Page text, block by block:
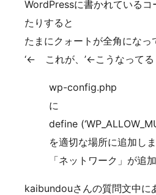
WordPressに書かれているコ
たりすると
たまにクォートが全角になっ
‘← これが、’←こうなってる
wp-config.php
に
define
を適切な場所に追加し
「ネットワーク」が追
kaibundouさんの質問文中に